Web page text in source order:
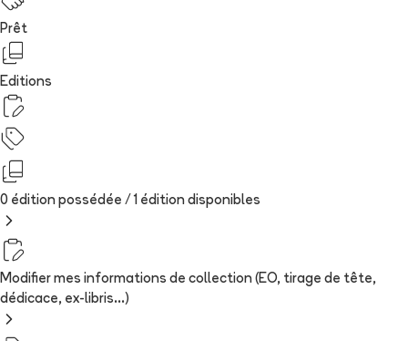
Prêt
Editions
0 édition possédée / 1 édition disponibles
Modifier mes informations de collection (EO, tirage de tête,
dédicace, ex-libris...)